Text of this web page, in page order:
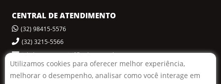
CENTRAL DE ATENDIMENTO
(32) 98415-5576
(32) 3215-5566
julinhoautomoveisjf@yahoo.com.br
POLÍTICA DE PRIVACIDADE
Utilizamos cookies para oferecer melhor experiência,
melhorar o desempenho, analisar como você interage em